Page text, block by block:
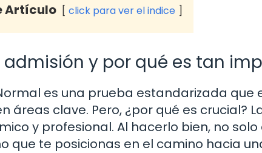
Artículo click para ver el indice
admisión y por qué es tan
es una prueba estandarizada que
áreas clave. Pero, ¿por qué es crucial?
y profesional. Al hacerlo bien, no
que te posicionas en el camino hacia